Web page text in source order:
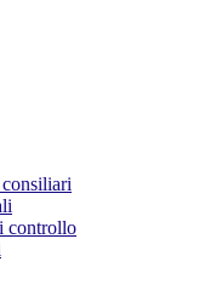
controllo